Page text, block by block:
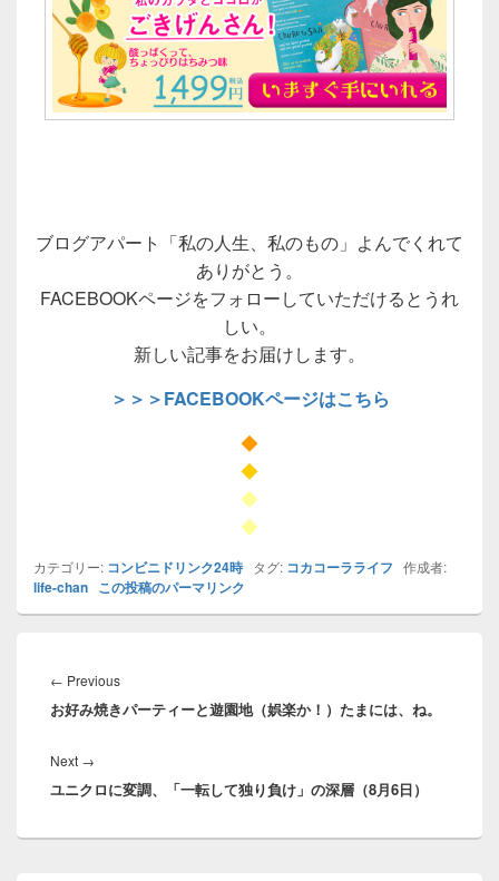
ブログアパート「私の人生、私のもの」よんでくれて
ありがとう。
FACEBOOKページをフォローしていただけるとうれ
しい。
新しい記事をお届けします。
＞＞＞FACEBOOKページはこちら
◆
◆
◆
◆
カテゴリー: コンビニドリンク24時タグ: コカコーラライフ 作成者:
life-chan この投稿のパーマリンク
稿
ナ
ゲ
シ
← PreviousPrevious
post:
お好み焼きパーティーと遊園地（娯楽か！）たまには、ね。
Next →
post:
ユニクロに変調、「一転して独り負け」の深層（8月6日）